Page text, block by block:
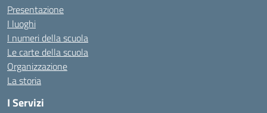
Presentazione
I luoghi
I numeri della scuola
Le carte della scuola
Organizzazione
La storia
I Servizi